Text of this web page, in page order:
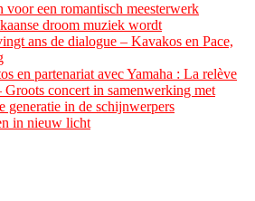
voor een romantisch meesterwerk
droom muziek wordt
ans de dialogue – Kavakos en Pace,
en partenariat avec Yamaha : La relève
Groots concert in samenwerking met
generatie in de schijnwerpers
in nieuw licht